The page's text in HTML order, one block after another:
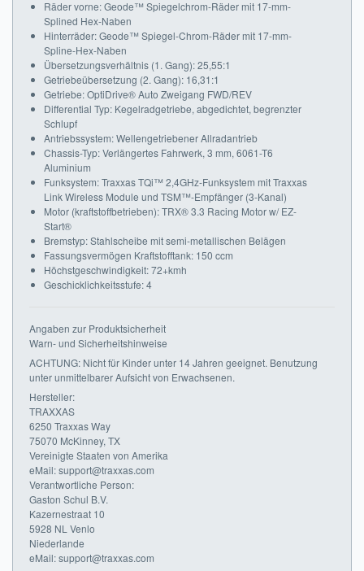
Räder vorne: Geode™ Spiegelchrom-Räder mit 17-mm-
Splined Hex-Naben
Hinterräder: Geode™ Spiegel-Chrom-Räder mit 17-mm-
Spline-Hex-Naben
Übersetzungsverhältnis (1. Gang): 25,55:1
Getriebeübersetzung (2. Gang): 16,31:1
Getriebe: OptiDrive® Auto Zweigang FWD/REV
Differential Typ: Kegelradgetriebe, abgedichtet, begrenzter
Schlupf
Antriebssystem: Wellengetriebener Allradantrieb
Chassis-Typ: Verlängertes Fahrwerk, 3 mm, 6061-T6
Aluminium
Funksystem: Traxxas TQi™ 2,4GHz-Funksystem mit Traxxas
Link Wireless Module und TSM™-Empfänger (3-Kanal)
Motor (kraftstoffbetrieben): TRX® 3.3 Racing Motor w/ EZ-
Start®
Bremstyp: Stahlscheibe mit semi-metallischen Belägen
Fassungsvermögen Kraftstofftank: 150 ccm
Höchstgeschwindigkeit: 72+kmh
Geschicklichkeitsstufe: 4
Angaben zur Produktsicherheit
Warn- und Sicherheitshinweise
ACHTUNG: Nicht für Kinder unter 14 Jahren geeignet. Benutzung
unter unmittelbarer Aufsicht von Erwachsenen.
Hersteller:
TRAXXAS
6250 Traxxas Way
75070 McKinney, TX
Vereinigte Staaten von Amerika
eMail: support@traxxas.com
Verantwortliche Person:
Gaston Schul B.V.
Kazernestraat 10
5928 NL Venlo
Niederlande
eMail: support@traxxas.com